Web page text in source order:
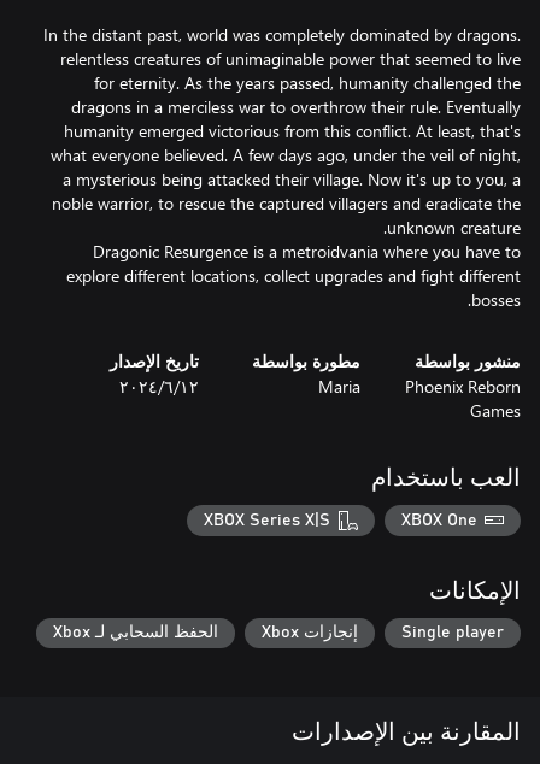
In the distant past, world was completely dominated by dragons.
relentless creatures of unimaginable power that seemed to live
for eternity. As the years passed, humanity challenged the
dragons in a merciless war to overthrow their rule. Eventually
humanity emerged victorious from this conflict. At least, that's
what everyone believed. A few days ago, under the veil of night,
a mysterious being attacked their village. Now it's up to you, a
noble warrior, to rescue the captured villagers and eradicate the
Dragonic Resurgence is a metroidvania where you have to
explore different locations, collect upgrades and fight different
bosses.
منشور بواسطة
Phoenix Reborn
Games
مطورة بواسطة
Maria
تاريخ الإصدار
١٢‏/٦‏/٢٠٢٤
العب باستخدام
XBOX One
XBOX Series X|S
الإمكانات
Single player إنجازات Xbox الحفظ السحابي لـ Xbox
المقارنة بين الإصدارات